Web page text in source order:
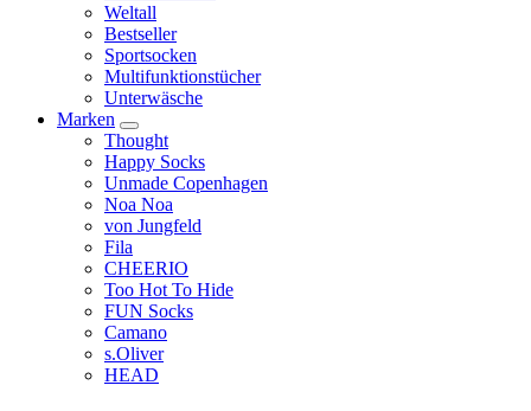
Weltall
Bestseller
Sportsocken
Multifunktionstücher
Unterwäsche
Marken
Thought
Happy Socks
Unmade Copenhagen
Noa Noa
von Jungfeld
Fila
CHEERIO
Too Hot To Hide
FUN Socks
Camano
s.Oliver
HEAD